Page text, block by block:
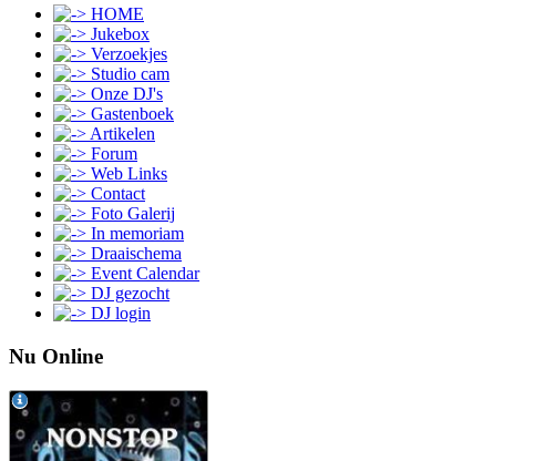
HOME
Jukebox
Verzoekjes
Studio cam
Onze DJ's
Gastenboek
Artikelen
Forum
Web Links
Contact
Foto Galerij
In memoriam
Draaischema
Event Calendar
DJ gezocht
DJ login
Nu Online